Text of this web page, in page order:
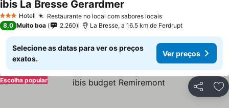
3 EstrelasHotel Restaurante no local com sabores locais
ibis La Bresse Gerardmer
8,0 Muito boa 2.260 La Bresse, a 16.5 km de Ferdrupt
Selecione as datas para ver os preços
exatos.
Ver preços
Partilhar
Escolha popular